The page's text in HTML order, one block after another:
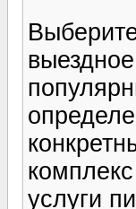
услуги